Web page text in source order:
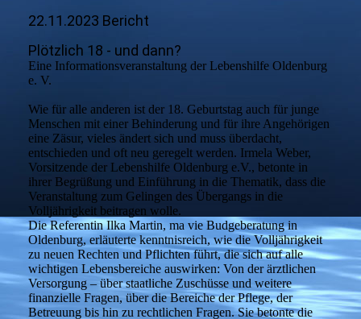
22.11.2023 Bericht
Plötzlich 18 - und dann?
Eine Informationsveranstaltung der Lebenshilfe Oldenburg
e. V.
Wie für alle anderen ist der 18. Geburtstag auch für junge
Menschen mit einer Behinderung und für ihre Angehörigen
eine Zäsur, vieles ändert sich und muss überdacht,
entschieden und oft neu geregelt werden. Irmela Weber,
Vorsitzende der Lebenshilfe Oldenburg e.V., betonte in
ihrer Begrüßung und Einführung in die Thematik, dass die
Veranstaltung zum Gelingen des Übergangs in die
Volljährigkeit beitragen wolle.
Die Referentin Ilka Martin, ma vie Budgeberatung in
Oldenburg, erläuterte kenntnisreich, wie die Volljährigkeit
zu neuen Rechten und Pflichten führt, die sich auf alle
wichtigen Lebensbereiche auswirken: Von der ärztlichen
Versorgung – über staatliche Zuschüsse und weitere
finanzielle Fragen, über die Bereiche der Pflege, der
Betreuung bis hin zu rechtlichen Fragen. Sie betonte die